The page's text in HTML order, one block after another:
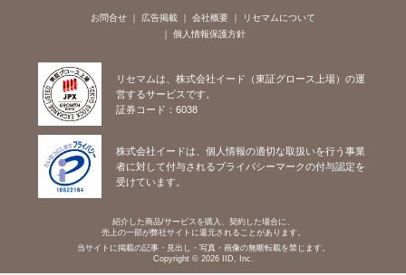
お問合せ 広告掲載 会社概要
リセマムについて
個人情報保護方針
リセマムは、株式会社イード（東証グロース上場）の運
営するサービスです。
証券コード：6038
株式会社イードは、個人情報の適切な取扱いを行う事業
者に対して付与されるプライバシーマークの付与認定を
受けています。
紹介した商品/サービスを購入、契約した場合に、
売上の一部が弊社サイトに還元されることがあります。
当サイトに掲載の記事・見出し・写真・画像の無断転載を禁じます。
Copyright © 2026 IID, Inc.